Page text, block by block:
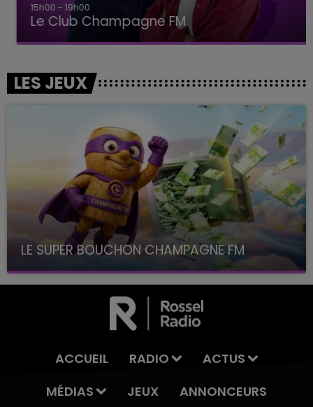
15h00 - 19h00
Le Club Champagne FM
LES JEUX
LE SUPER BOUCHON CHAMPAGNE FM
avec La Famille Champagne FM, à 8H10
ACCUEIL RADIO
ACTUS
MÉDIAS
JEUX ANNONCEURS